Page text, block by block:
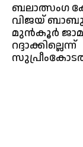
ബലാത്സംഗ
വിജയ്
മുന്‍കൂര്‍
റദ്ദാക്കില്ലെന്ന്